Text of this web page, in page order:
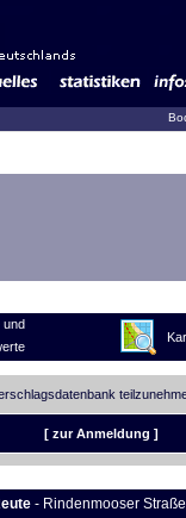
und
[ zur Anmeldung ]
- Rindenmooser